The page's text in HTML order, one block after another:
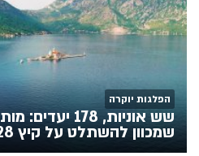
הפלגות יוקרה
שש אוניות, 178
שמכוון להשתלט על קיץ 2028